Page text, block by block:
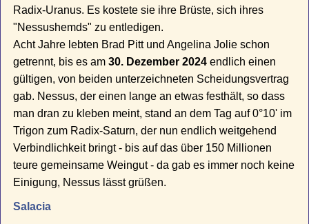
Radix-Uranus. Es kostete sie ihre Brüste, sich ihres
"Nessushemds" zu entledigen.
Acht Jahre lebten Brad Pitt und Angelina Jolie schon
getrennt, bis es am30. Dezember 2024 endlich einen
gültigen, von beiden unterzeichneten Scheidungsvertrag
gab. Nessus, der einen lange an etwas festhält, so dass
man dran zu kleben meint, stand an dem Tag auf 0°10' im
Trigon zum Radix-Saturn, der nun endlich weitgehend
Verbindlichkeit bringt - bis auf das über 150 Millionen
teure gemeinsame Weingut - da gab es immer noch keine
Einigung, Nessus lässt grüßen.
Salacia